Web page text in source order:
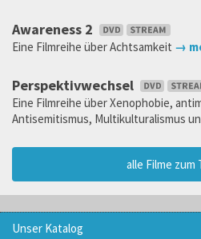
Awareness 2
Eine Filmreihe über Achtsamkeit →
Perspektivwechsel
Eine Filmreihe über Xenophobie,
Antisemitismus, Multikulturalismus
alle Filme zum
Unser Katalog